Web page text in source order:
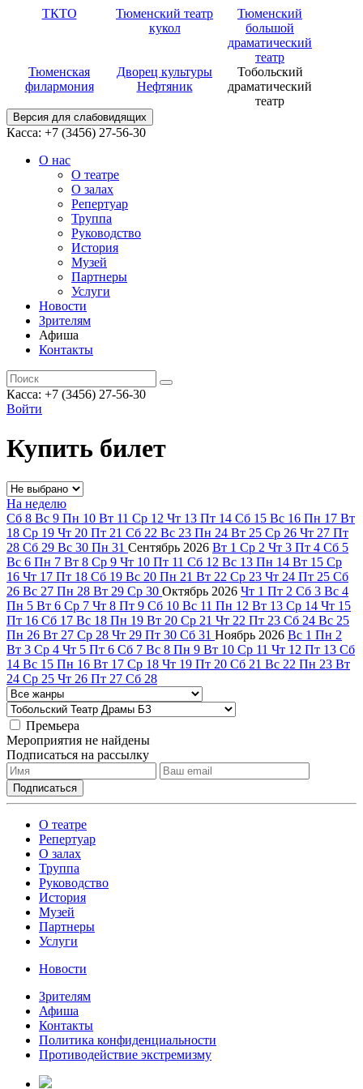
ТКТО
Тюменский театр
кукол
Тюменский
большой
драматический
театр
Тюменская
филармония
Дворец культуры
Нефтяник
Тобольский
драматический
театр
Версия для слабовидящих
Касса: +7 (3456) 27-56-30
О нас
О театре
О залах
Репертуар
Труппа
Руководство
История
Музей
Партнеры
Услуги
Новости
Зрителям
Афиша
Контакты
Касса: +7 (3456) 27-56-30
Войти
Купить билет
На неделю
Сб 8 Вс 9 Пн 10 Вт 11 Ср 12 Чт 13 Пт 14 Сб 15 Вс 16 Пн 17 Вт
18 Ср 19 Чт 20 Пт 21 Сб 22 Вс 23 Пн 24 Вт 25 Ср 26 Чт 27 Пт
28 Сб 29 Вс 30 Пн 31 Сентябрь 2026 Вт 1 Ср 2 Чт 3 Пт 4 Сб 5
Вс 6 Пн 7 Вт 8 Ср 9 Чт 10 Пт 11 Сб 12 Вс 13 Пн 14 Вт 15 Ср
16 Чт 17 Пт 18 Сб 19 Вс 20 Пн 21 Вт 22 Ср 23 Чт 24 Пт 25 Сб
26 Вс 27 Пн 28 Вт 29 Ср 30 Октябрь 2026 Чт 1 Пт 2 Сб 3 Вс 4
Пн 5 Вт 6 Ср 7 Чт 8 Пт 9 Сб 10 Вс 11 Пн 12 Вт 13 Ср 14 Чт 15
Пт 16 Сб 17 Вс 18 Пн 19 Вт 20 Ср 21 Чт 22 Пт 23 Сб 24 Вс 25
Пн 26 Вт 27 Ср 28 Чт 29 Пт 30 Сб 31 Ноябрь 2026 Вс 1 Пн 2
Вт 3 Ср 4 Чт 5 Пт 6 Сб 7 Вс 8 Пн 9 Вт 10 Ср 11 Чт 12 Пт 13 Сб
14 Вс 15 Пн 16 Вт 17 Ср 18 Чт 19 Пт 20 Сб 21 Вс 22 Пн 23 Вт
24 Ср 25 Чт 26 Пт 27 Сб 28
Премьера
Мероприятия не найдены
Подписаться на рассылку
О театре
Репертуар
О залах
Труппа
Руководство
История
Музей
Партнеры
Услуги
Новости
Зрителям
Афиша
Контакты
Политика конфиденциальности
Противодействие экстремизму